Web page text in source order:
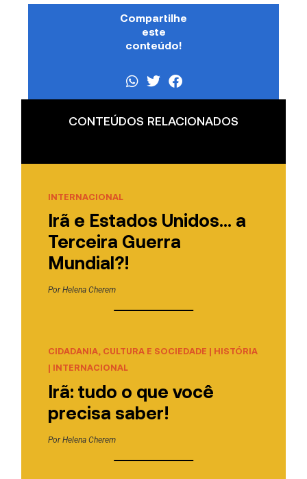
Compartilhe
este
conteúdo!
CONTEÚDOS RELACIONADOS
INTERNACIONAL
Irã e Estados Unidos… a
Terceira Guerra
Mundial?!
PorHelena Cherem
CIDADANIA, CULTURA E SOCIEDADE | HISTÓRIA
| INTERNACIONAL
Irã: tudo o que você
precisa saber!
PorHelena Cherem